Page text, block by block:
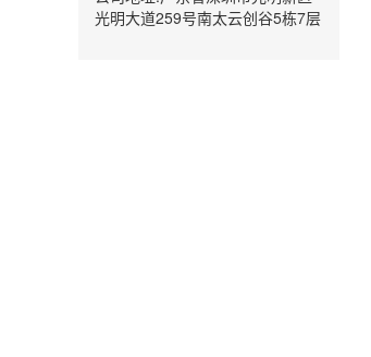
光明大道259号南太云创谷5栋7层